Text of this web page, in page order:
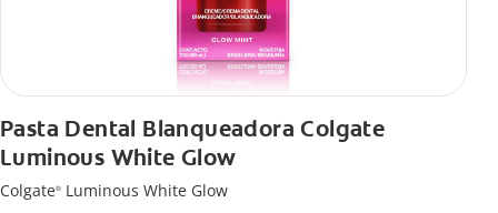
Pasta Dental Blanqueadora Colgate
Luminous White Glow
Colgate® Luminous White Glow